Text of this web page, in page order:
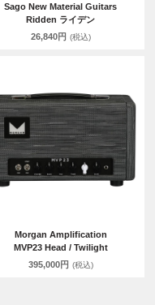
Sago New Material Guitars
Ridden ライデン
26,840円 (税込)
Morgan Amplification
MVP23 Head / Twilight
395,000円 (税込)